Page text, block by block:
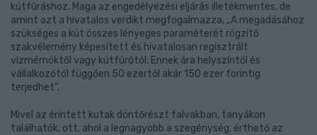
kútfúráshoz. Maga az engedélyezési eljárás illetékmentes, de
amint azt a hivatalos verdikt megfogalmazza, „A megadásához
szükséges a kút összes lényeges paraméterét rögzítő
szakvélemény képesített és hivatalosan regisztrált
vízmérnöktől vagy kútfúrótól. Ennek ára helyszíntől és
vállalkozótól függően 50 ezertől akár 150 ezer forintig
terjedhet".
Mivel az érintett kutak döntőrészt falvakban, tanyákon
találhatók, ott, ahol a legnagyobb a szegénység, érthető az